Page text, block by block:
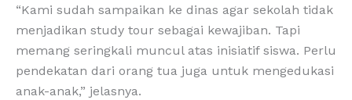
“Kami sudah sampaikan ke dinas agar sekolah tidak
menjadikan study tour sebagai kewajiban. Tapi
memang seringkali muncul atas inisiatif siswa. Perlu
pendekatan dari orang tua juga untuk mengedukasi
anak-anak,” jelasnya.